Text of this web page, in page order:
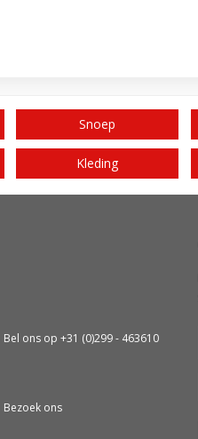
Snoep
Kleding
Bel ons op +31 (0)299 - 463610
Bezoek ons